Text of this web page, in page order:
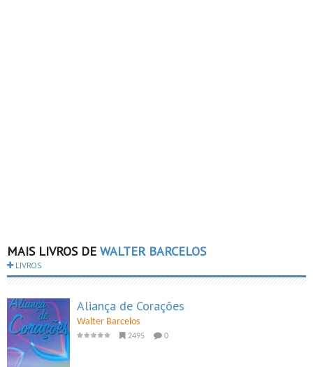
MAIS LIVROS DE WALTER BARCELOS
LIVROS
Aliança de Corações
Walter Barcelos
2495 0